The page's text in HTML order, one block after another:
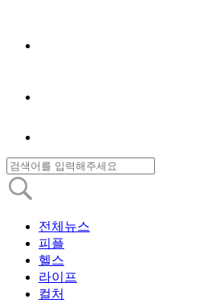
전체뉴스
피플
헬스
라이프
컬처